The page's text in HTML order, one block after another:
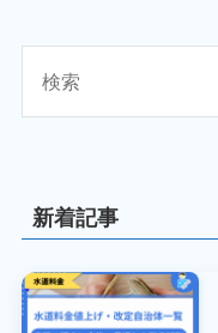
新着記事